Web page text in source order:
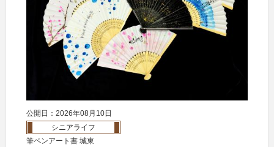
公開日：2026年08月10日
シニアライフ
筆ペンアート書 城東